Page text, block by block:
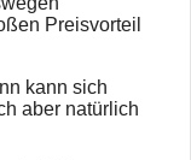
Preisvorteil
kann sich
aber natürlich